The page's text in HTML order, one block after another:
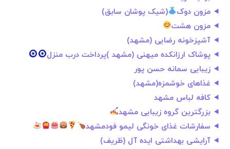
مزون دوک
(شیک پوشان سابق)
مزون هشت
آشپزخونه رضایی (مشهد)
پوشاک ارزانکده میهنی (مشهد )پرداخت درب منزل
زیبایی سمانه حسن پور
غذاهای خوشمزه(مشهد)
کافه لباس مشهد
بزرگترین گروه زیبایی مشهد
سفارشات غذای خونگی لیمو فودمشهد
آرایشی بهداشتی ایده آل (ظریف)